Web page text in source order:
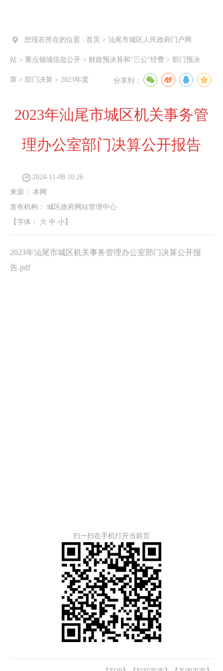
您现在所在的位置 : 首页 > 汕尾市城区人民政府门户网
站 > 重点领域信息公开 > 财政预决算和"三公"经费 > 部门预决
算 > 部门决算 > 2023年度 分享到：
2023年汕尾市城区机关事务管
理办公室部门决算公开报告
2024-11-08 10:26
来源： 本网
发布机构： 城区政府网站管理中心
【字体： 大 中 小 】
2023年汕尾市城区机关事务管理办公室部门决算公开报
告.pdf
扫一扫在手机打开当前页